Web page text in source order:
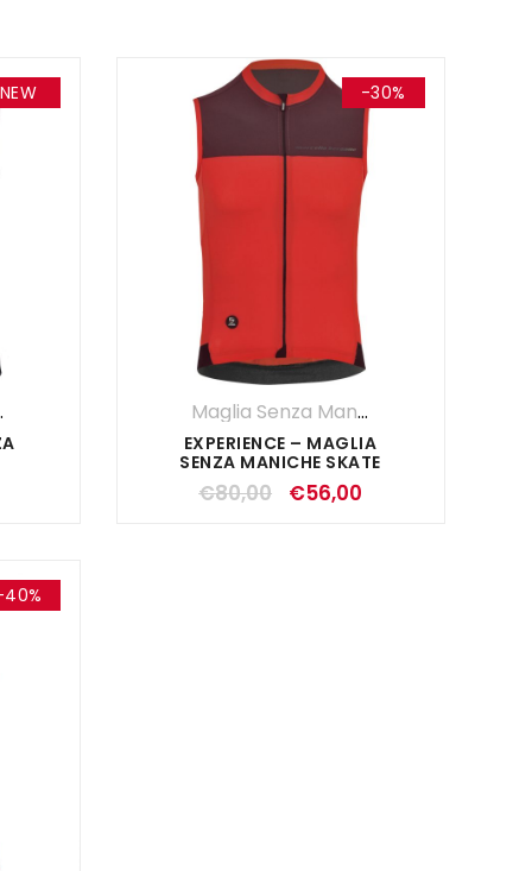
NEW -30%
Maglia Senza Maniche
EXPERIENCE – MAGLIA
SENZA MANICHE SKATE
€80,00 €56,00